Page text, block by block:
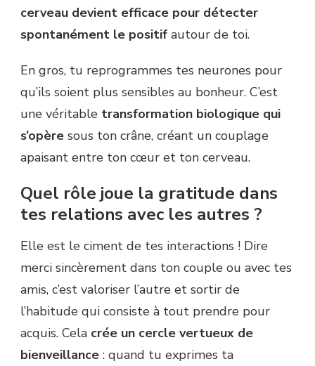
cerveau devient efficace pour détecter
spontanément le positif autour de toi.
En gros, tu reprogrammes tes neurones pour
qu’ils soient plus sensibles au bonheur. C’est
une véritable transformation biologique qui
s’opère sous ton crâne, créant un couplage
apaisant entre ton cœur et ton cerveau.
Quel rôle joue la gratitude dans
tes relations avec les autres ?
Elle est le ciment de tes interactions ! Dire
merci sincèrement dans ton couple ou avec tes
amis, c’est valoriser l’autre et sortir de
l’habitude qui consiste à tout prendre pour
acquis. Cela crée un cercle vertueux de
bienveillance : quand tu exprimes ta